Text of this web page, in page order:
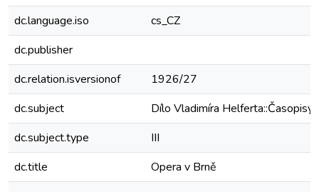
dc.language.iso
cs_CZ
dc.publisher
dc.relation.isversionof
1926/27
dc.subject
Dílo Vladimíra Helferta::Časopisy
dc.subject.type
III
dc.title
Opera v Brně